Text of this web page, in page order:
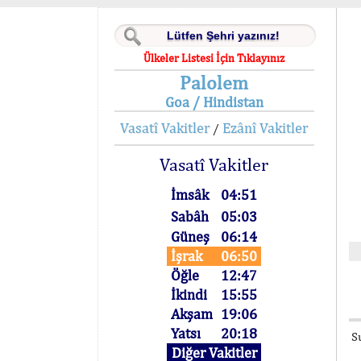
Ülkeler Listesi İçin Tıklayınız
Palolem
Goa / Hindistan
Vasatî Vakitler/ Ezânî Vakitler
Vasatî Vakitler
İmsâk
04:51
Sabâh
05:03
Güneş
06:14
İşrak
06:50
Öğle
12:47
İkindi
15:55
Akşam 19:06
Yatsı
20:18
Diğer Vakitler